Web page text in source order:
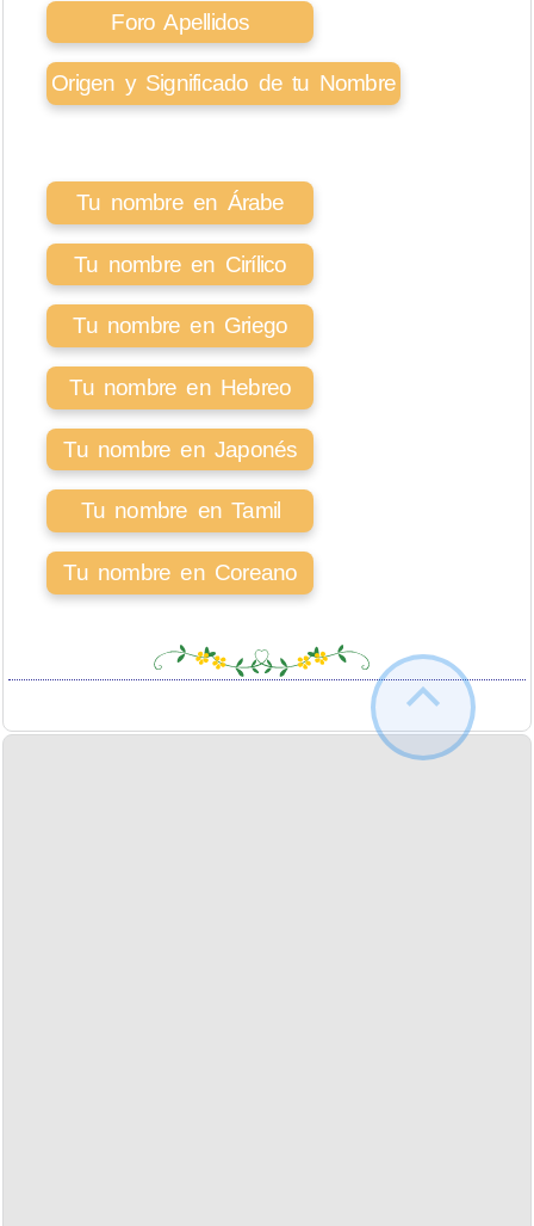
Foro Apellidos
Origen y Significado de tu Nombre
Tu nombre en Árabe
Tu nombre en Cirílico
Tu nombre en Griego
Tu nombre en Hebreo
Tu nombre en Japonés
Tu nombre en Tamil
Tu nombre en Coreano